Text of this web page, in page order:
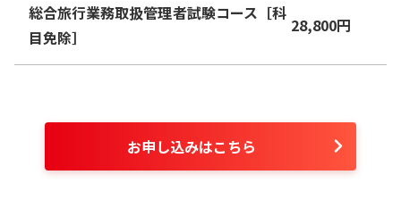
総合旅行業務取扱管理者試験コース［科
目免除］
28,800円
お申し込みはこちら